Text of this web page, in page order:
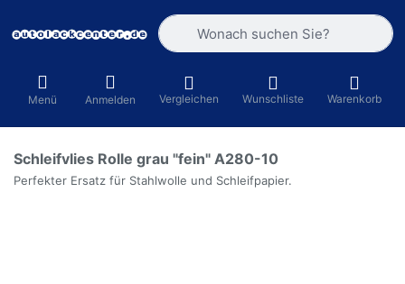
Geben Sie einen Suchbegriff ein.
Menü Anmelden Vergleichen Wunschliste Warenkorb
Schleifvlies Rolle grau "fein" A280-10
Perfekter Ersatz für Stahlwolle und Schleifpapier.